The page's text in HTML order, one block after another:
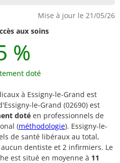
Mise à jour le 21/05/26
aux soins
%
doté
à Essigny-le-Grand est
le-Grand (02690) est
doté en professionnels de
(méthodologie). Essigny-le-
de santé libéraux au total,
dentiste et 2 infirmiers. Le
est situé en moyenne à 11